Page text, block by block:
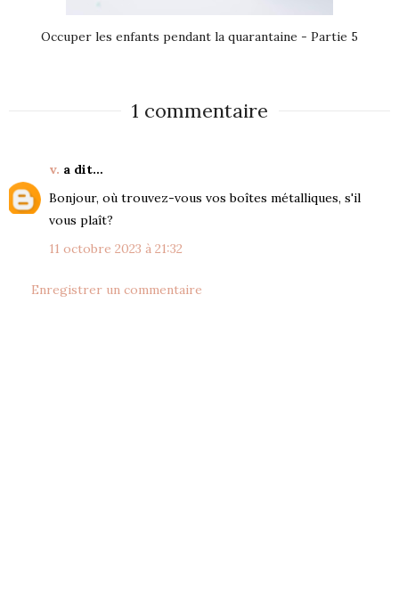
Occuper les enfants pendant la quarantaine - Partie 5
1 commentaire
v. a dit…
Bonjour, où trouvez-vous vos boîtes métalliques, s'il
vous plaît?
11 octobre 2023 à 21:32
Enregistrer un commentaire